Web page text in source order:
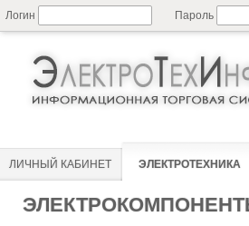
Логин Пароль
ЛИЧНЫЙ КАБИНЕТ ЭЛЕКТРОТЕХНИКА